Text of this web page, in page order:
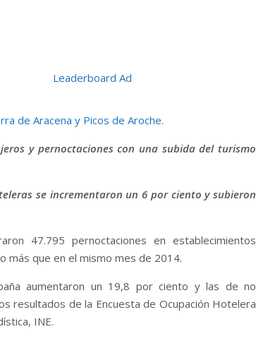
y pernoctaciones con una subida del turismo
se incrementaron un 6 por ciento y subieron
47.795 pernoctaciones en establecimientos
más que en el mismo mes de 2014.
aumentaron un 19,8 por ciento y las de no
resultados de la Encuesta de Ocupación Hotelera
INE.